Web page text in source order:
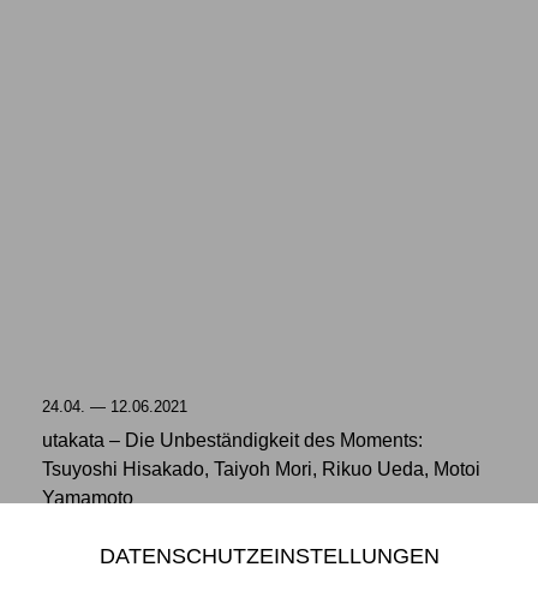
24.04. — 12.06.2021
utakata – Die Unbeständigkeit des Moments:
Tsuyoshi Hisakado, Taiyoh Mori, Rikuo Ueda, Motoi
Yamamoto
DATENSCHUTZEINSTELLUNGEN